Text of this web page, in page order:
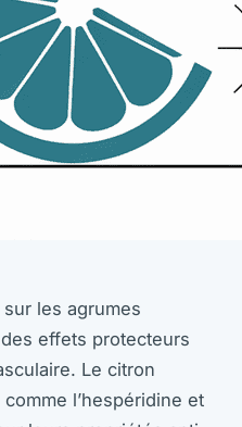
les agrumes
effets protecteurs
Le citron
l’hespéridine et